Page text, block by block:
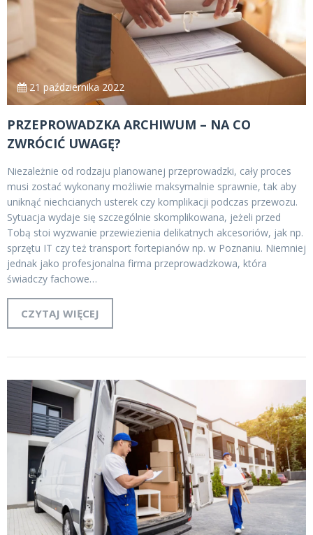
21 października 2022
PRZEPROWADZKA ARCHIWUM – NA CO
ZWRÓCIĆ UWAGĘ?
Niezależnie od rodzaju planowanej przeprowadzki, cały proces
musi zostać wykonany możliwie maksymalnie sprawnie, tak aby
uniknąć niechcianych usterek czy komplikacji podczas przewozu.
Sytuacja wydaje się szczególnie skomplikowana, jeżeli przed
Tobą stoi wyzwanie przewiezienia delikatnych akcesoriów, jak np.
sprzętu IT czy też transport fortepianów np. w Poznaniu. Niemniej
jednak jako profesjonalna firma przeprowadzkowa, która
świadczy fachowe…
CZYTAJ WIĘCEJ